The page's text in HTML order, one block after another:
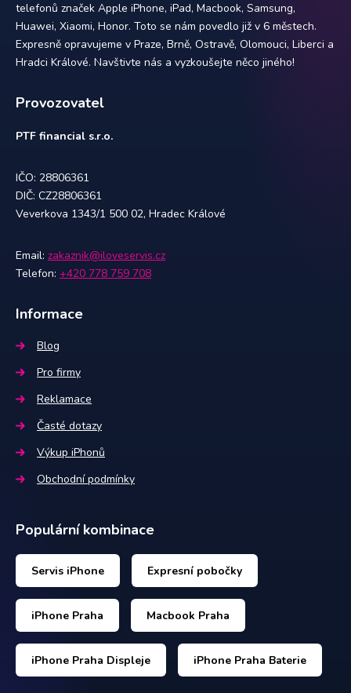
telefonů značek Apple iPhone, iPad, Macbook, Samsung,
Huawei, Xiaomi, Honor. Toto se nám povedlo již v 6 městech.
Expresně opravujeme v Praze, Brně, Ostravě, Olomouci, Liberci a
Hradci Králové. Navštivte nás a vyzkoušejte něco jiného!
Provozovatel
PTF financial s.r.o.
IČO: 28806361
DIČ: CZ28806361
Veverkova 1343/1 500 02, Hradec Králové
Email: zakaznik@iloveservis.cz
Telefon: +420 778 759 708
Informace
Blog
Pro firmy
Reklamace
Časté dotazy
Výkup iPhonů
Obchodní podmínky
Populární kombinace
Servis iPhone Expresní pobočky
iPhone Praha Macbook Praha
iPhone Praha Displeje iPhone Praha Baterie